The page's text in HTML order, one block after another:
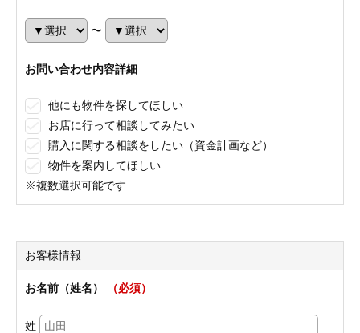
〜
お問い合わせ内容詳細
他にも物件を探してほしい
お店に行って相談してみたい
購入に関する相談をしたい（資金計画など）
物件を案内してほしい
※複数選択可能です
お客様情報
お名前（姓名） （必須）
姓